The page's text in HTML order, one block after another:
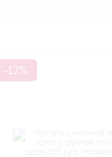
-17%